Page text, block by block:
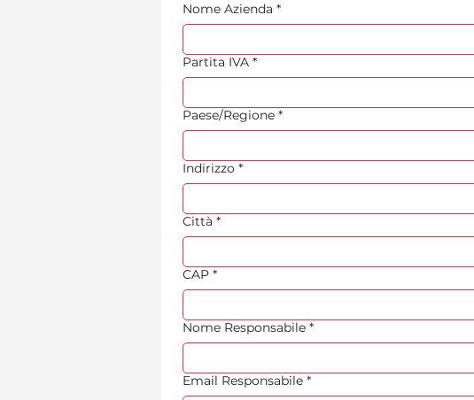
Nome Azienda *
Partita IVA *
Indirizzo su più righe
Paese/Regione *
Indirizzo *
Città *
CAP *
Nome Responsabile *
Email Responsabile *